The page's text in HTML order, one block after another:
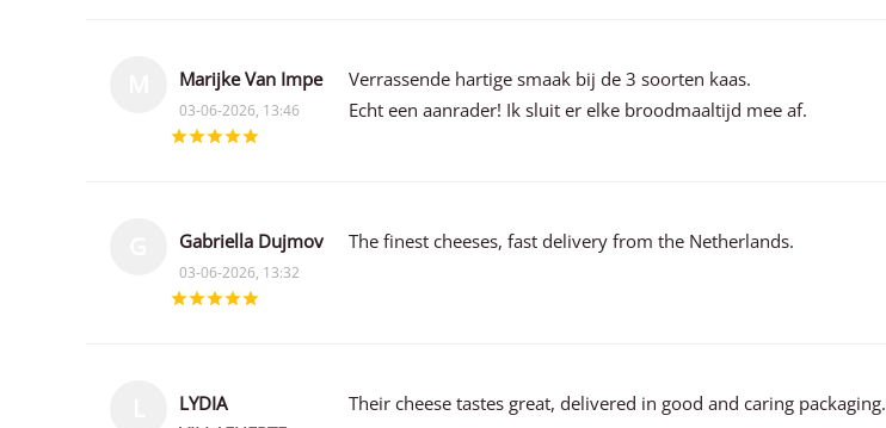
Marijke Van Impe
03-06-2026, 13:46
Verrassende hartige smaak bij de 3 soorten kaas.
Echt een aanrader! Ik sluit er elke broodmaaltijd mee af.
Gabriella Dujmov
03-06-2026, 13:32
The finest cheeses, fast delivery from the Netherlands.
LYDIA
Their cheese tastes great, delivered in good and caring packaging.